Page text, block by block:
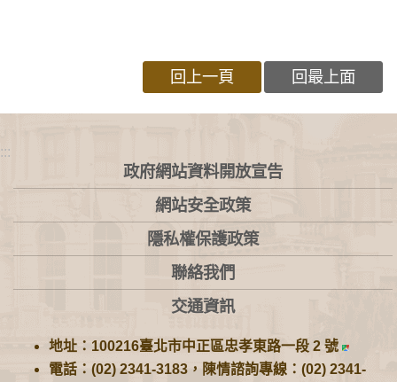
回上一頁 回最上面
:::
政府網站資料開放宣告
網站安全政策
隱私權保護政策
聯絡我們
交通資訊
地址：100216臺北市中正區忠孝東路一段 2 號
電話：(02) 2341-3183，陳情諮詢專線：(02) 2341-